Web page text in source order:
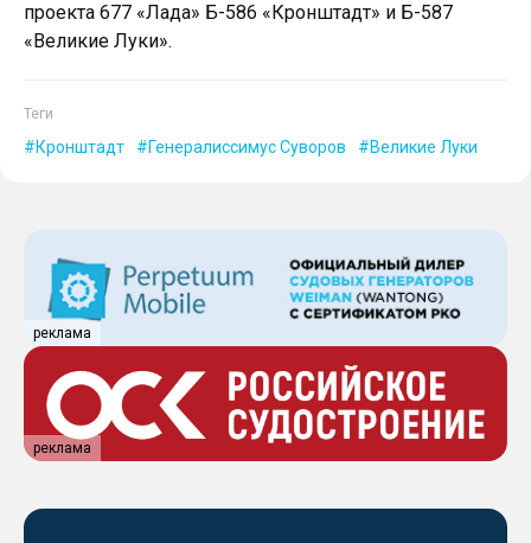
проекта 677 «Лада» Б-586 «Кронштадт» и Б-587
«Великие Луки».
Теги
Кронштадт Генералиссимус Суворов Великие Луки
реклама
реклама